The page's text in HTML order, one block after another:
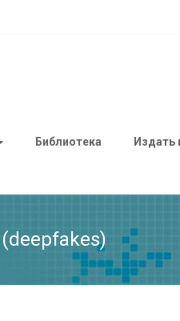
Библиотека Издать